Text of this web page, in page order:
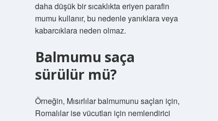
daha düşük bir sıcaklıkta eriyen parafin
mumu kullanır, bu nedenle yanıklara veya
kabarcıklara neden olmaz.
Balmumu saça
sürülür mü?
Örneğin, Mısırlılar balmumunu saçları için,
Romalılar ise vücutları için nemlendirici